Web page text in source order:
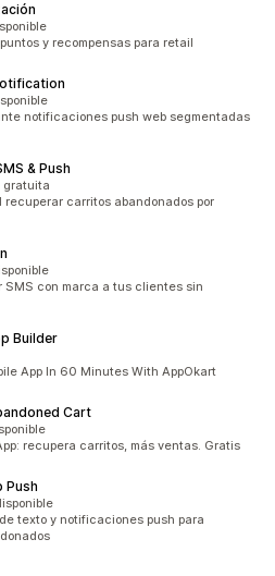
y recompensas para retail
notificaciones push web segmentadas
& Push
gratuita
recuperar carritos abandonados por
SMS con marca a tus clientes sin
Builder
App In 60 Minutes With AppOkart
Cart
recupera carritos, más ventas. Gratis
Push
texto y notificaciones push para